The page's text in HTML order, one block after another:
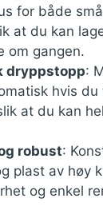
for både
at du kan
om gangen.
dryppstopp:
hvis du
at du kan
robust:
plast av høy
og enkel